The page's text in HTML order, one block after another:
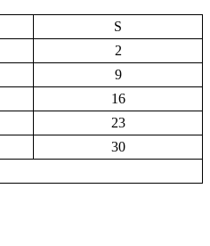
S
2
9
16
23
30